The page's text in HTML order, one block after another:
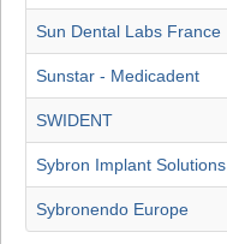
Sun Dental Labs France
Sunstar - Medicadent
SWIDENT
Sybron Implant Solutions
Sybronendo Europe